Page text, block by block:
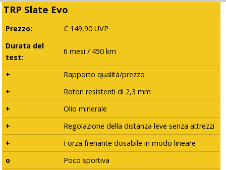
TRP Slate Evo
Prezzo:
€ 149,90 UVP
Durata del
test:
6 mesi / 450 km
+
Rapporto qualità/prezzo
+
Rotori resistenti di 2,3 mm
+
Olio minerale
+
Regolazione della distanza leve senza attrezzi
+
Forza frenante dosabile in modo lineare
o
Poco sportiva